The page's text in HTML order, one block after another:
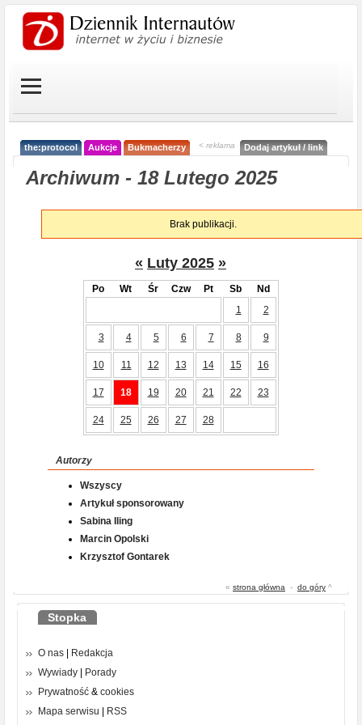
the:protocol Aukcje Bukmacherzy < reklama Dodaj artykuł / link
Archiwum - 18 Lutego 2025
Brak publikacji.
« Luty 2025 »
Po Wt Śr Czw Pt Sb
Nd
1
2
3 4 5 6 7 8 9
10 11 12 13 14 15 16
17 18 19 20 21 22 23
24 25 26 27 28
Autorzy
Wszyscy
Artykuł sponsorowany
Sabina Iling
Marcin Opolski
Krzysztof Gontarek
« strona główna - do góry ^
Stopka
O nas
Redakcja
Wywiady
Porady
Prywatność & cookies
Mapa serwisu
RSS